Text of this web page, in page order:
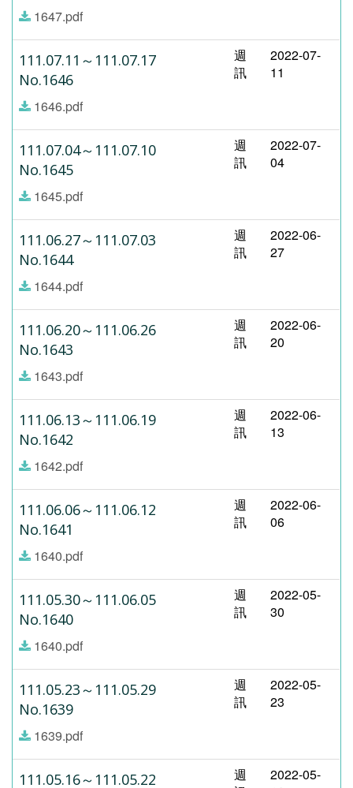
1647.pdf
111.07.11～111.07.17
No.1646
1646.pdf
週
訊
2022-07-
11
111.07.04～111.07.10
No.1645
1645.pdf
週
訊
2022-07-
04
111.06.27～111.07.03
No.1644
1644.pdf
週
訊
2022-06-
27
111.06.20～111.06.26
No.1643
1643.pdf
週
訊
2022-06-
20
111.06.13～111.06.19
No.1642
1642.pdf
週
訊
2022-06-
13
111.06.06～111.06.12
No.1641
1640.pdf
週
訊
2022-06-
06
111.05.30～111.06.05
No.1640
1640.pdf
週
訊
2022-05-
30
111.05.23～111.05.29
No.1639
1639.pdf
週
訊
2022-05-
23
111.05.16～111.05.22
週
2022-05-